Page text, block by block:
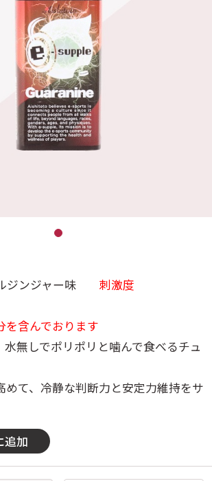
ジンジャー味 刺激度
含んでおります
水無しでポリポリと噛んで食べるチュ
めて、冷静な判断力と安定力維持をサ
追加